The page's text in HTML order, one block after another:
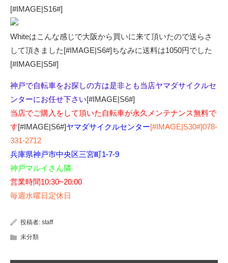
[#IMAGE|S16#]
Whiteはこんな感じで大阪から買いに来て頂いたので送らさ
して頂きました[#IMAGE|S6#]ちなみに送料は1050円でした
[#IMAGE|S5#]
神戸で自転車をお探しの方は是非とも当店ヤマダサイクルセ
ンターにお任せ下さい[#IMAGE|S6#]
当店でご購入をして頂いた自転車が永久メンテナンス無料で
す[#IMAGE|S6#]ヤマダサイクルセンター[#IMAGE|S30#]078-
331-2712
兵庫県神戸市中央区三宮町1-7-9
神戸マルイさん隣
営業時間10:30~20:00
毎週水曜日定休日
投稿者: staff
未分類